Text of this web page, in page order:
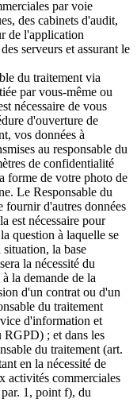
par voie
des cabinets d'audit,
de l'application
serveurs et assurant le
du traitement via
par vous-même ou
nécessaire de vous
d'ouverture de
vos données à
au responsable du
de confidentialité
forme de votre photo de
Le Responsable du
fournir d'autres données
est nécessaire pour
question à laquelle se
la base
la nécessité du
la demande de la
d'un contrat ou d'un
du traitement
d'information et
; et dans les
du traitement (art.
en la nécessité de
activités commerciales
1, point f), du